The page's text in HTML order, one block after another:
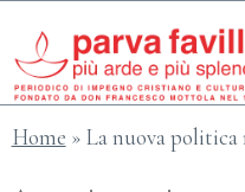
contenuto
Home » La nuova politica